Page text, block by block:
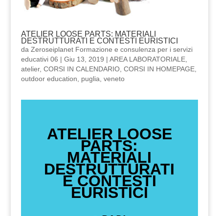
ATELIER LOOSE PARTS: MATERIALI
DESTRUTTURATI E CONTESTI EURISTICI
da Zeroseiplanet Formazione e consulenza per i servizi
educativi 06 | Giu 13, 2019 | AREA LABORATORIALE,
atelier, CORSI IN CALENDARIO, CORSI IN HOMEPAGE,
outdoor education
puglia veneto
ATELIER LOOSE
PARTS:
MATERIALI
DESTRUTTURATI
E CONTESTI
EURISTICI